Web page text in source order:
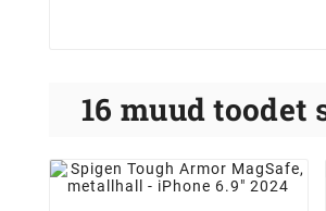
16 muud toodet